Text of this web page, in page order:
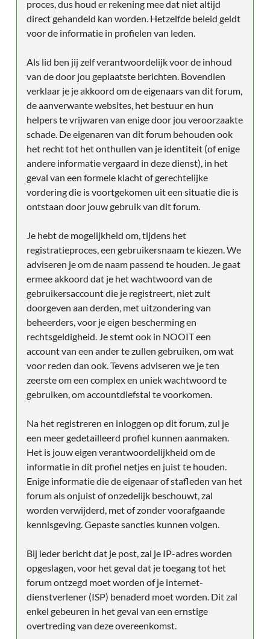
proces, dus houd er rekening mee dat niet altijd
direct gehandeld kan worden. Hetzelfde beleid geldt
voor de informatie in profielen van leden.
Als lid ben jij zelf verantwoordelijk voor de inhoud
van de door jou geplaatste berichten. Bovendien
verklaar je je akkoord om de eigenaars van dit forum,
de aanverwante websites, het bestuur en hun
helpers te vrijwaren van enige door jou veroorzaakte
schade. De eigenaren van dit forum behouden ook
het recht tot het onthullen van je identiteit (of enige
andere informatie vergaard in deze dienst), in het
geval van een formele klacht of gerechtelijke
vordering die is voortgekomen uit een situatie die is
ontstaan door jouw gebruik van dit forum.
Je hebt de mogelijkheid om, tijdens het
registratieproces, een gebruikersnaam te kiezen. We
adviseren je om de naam passend te houden. Je gaat
ermee akkoord dat je het wachtwoord van de
gebruikersaccount die je registreert, niet zult
doorgeven aan derden, met uitzondering van
beheerders, voor je eigen bescherming en
rechtsgeldigheid. Je stemt ook in NOOIT een
account van een ander te zullen gebruiken, om wat
voor reden dan ook. Tevens adviseren we je ten
zeerste om een complex en uniek wachtwoord te
gebruiken, om accountdiefstal te voorkomen.
Na het registreren en inloggen op dit forum, zul je
een meer gedetailleerd profiel kunnen aanmaken.
Het is jouw eigen verantwoordelijkheid om de
informatie in dit profiel netjes en juist te houden.
Enige informatie die de eigenaar of stafleden van het
forum als onjuist of onzedelijk beschouwt, zal
worden verwijderd, met of zonder voorafgaande
kennisgeving. Gepaste sancties kunnen volgen.
Bij ieder bericht dat je post, zal je IP-adres worden
opgeslagen, voor het geval dat je toegang tot het
forum ontzegd moet worden of je internet-
dienstverlener (ISP) benaderd moet worden. Dit zal
enkel gebeuren in het geval van een ernstige
overtreding van deze overeenkomst.